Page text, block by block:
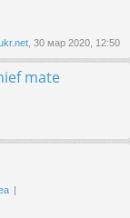
, 30 мар 2020, 12:50
mate